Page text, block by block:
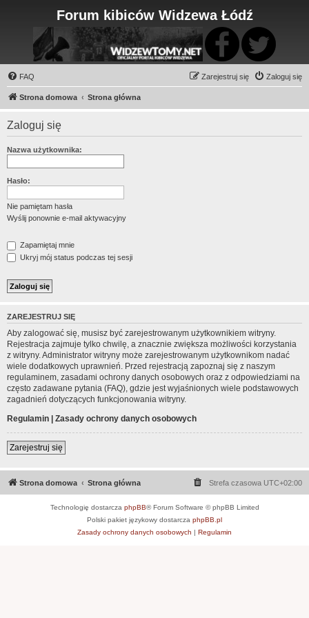
Forum kibiców Widzewa Łódź
FAQ Zaloguj się
Zarejestruj się
Strona domowa Strona główna
Zaloguj się
Nazwa użytkownika:
Hasło:
Nie pamiętam hasła
Wyślij ponownie e-mail aktywacyjny
Zapamiętaj mnie
Ukryj mój status podczas tej sesji
ZAREJESTRUJ SIĘ
Aby zalogować się, musisz być zarejestrowanym użytkownikiem witryny.
Rejestracja zajmuje tylko chwilę, a znacznie zwiększa możliwości korzystania
z witryny. Administrator witryny może zarejestrowanym użytkownikom nadać
wiele dodatkowych uprawnień. Przed rejestracją zapoznaj się z naszym
regulaminem, zasadami ochrony danych osobowych oraz z odpowiedziami na
często zadawane pytania (FAQ), gdzie jest wyjaśnionych wiele podstawowych
zagadnień dotyczących funkcjonowania witryny.
Regulamin | Zasady ochrony danych osobowych
Zarejestruj się
Strona domowa Strona główna Strefa czasowa UTC+02:00
Technologię dostarcza phpBB® Forum Software © phpBB Limited
Polski pakiet językowy dostarcza phpBB.pl
Zasady ochrony danych osobowych | Regulamin